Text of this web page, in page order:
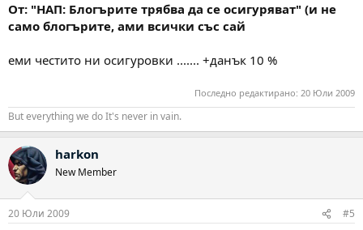
От: "НАП: Блогърите трябва да се осигуряват" (и не
само блогърите, ами всички със сай
еми честито ни осигуровки ....... +данък 10 %
Последно редактирано: 20 Юли 2009
But everything we do It's never in vain.
harkon
New Member
20 Юли 2009 #5